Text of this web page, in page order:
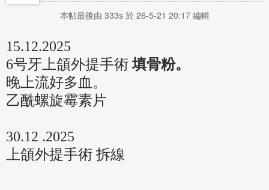
本帖最後由 333s 於 26-5-21 20:17 編輯
15.12.2025
6号牙上頜外提手術填骨粉。
晚上流好多血。
乙酰螺旋霉素片
30.12 .2025
上頜外提手術 拆線